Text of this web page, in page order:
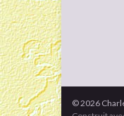
© 2026